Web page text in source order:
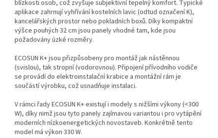
blízkosti osob, což zvyšuje subjektivní tepelný komfort. Typické
aplikace zahrnují vyhřívání kostelních lavic (odtud označení K),
kancelářských prostor nebo pokladních boxů. Díky kompaktní
výšce pouhých 32 cm jsou panely vhodné tam, kde jsou
požadovány úzké rozměry.
ECOSUN K+ jsou přizpůsobeny pro montáž jak nástěnnou
(svislou), tak stropní (vodorovnou). Připojení přívodního vodiče
se provádí do elektroinstalační krabice a montážní rám je
součástí výrobku, což usnadňuje instalaci.
V rámci řady ECOSUN K+ existují i modely s nižšími výkony (<300
W), díky nimž jsou tyto panely zajímavou variantou i pro vytápění
moderních nízkoenergetických novostaveb. Konkrétně tento
model má výkon 330 W.